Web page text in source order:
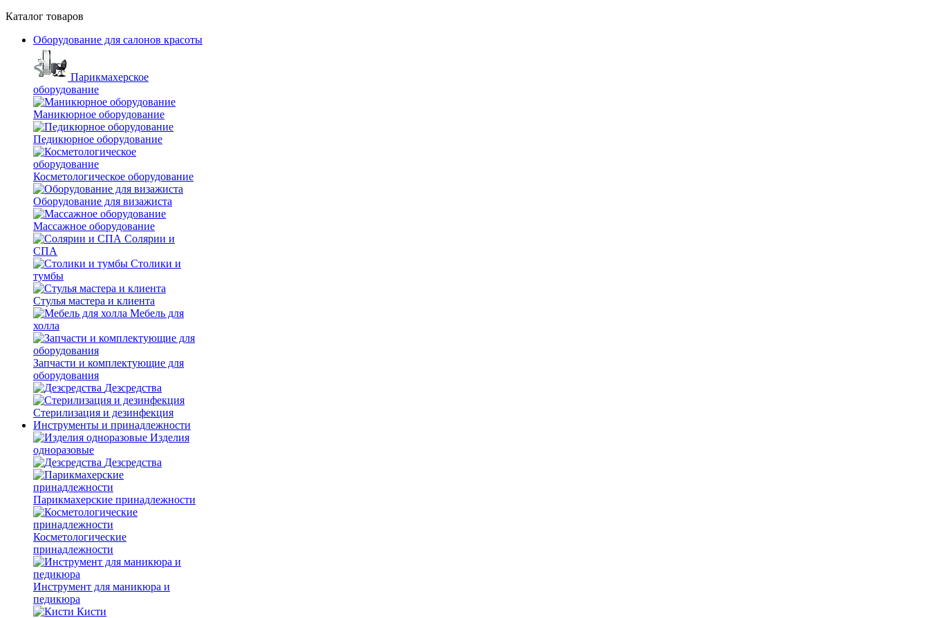
Каталог товаров
Оборудование для салонов красоты
Парикмахерское
оборудование
Маникюрное оборудование
Педикюрное оборудование
Косметологическое оборудование
Оборудование для визажиста
Массажное оборудование
Солярии и
СПА
Столики и
тумбы
Стулья мастера и клиента
Мебель для
холла
Запчасти и комплектующие для
оборудования
Дезсредства
Стерилизация и дезинфекция
Инструменты и принадлежности
Изделия
одноразовые
Дезсредства
Парикмахерские принадлежности
Косметологические
принадлежности
Инструмент для маникюра и
педикюра
Кисти